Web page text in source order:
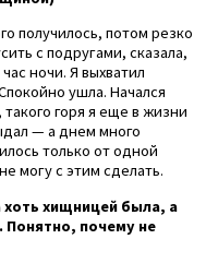
получилось, потом резко
с подругами, сказала,
ночи. Я выхватил
ушла. Начался
горя я еще в жизни
— а днем много
только от одной
могу с этим сделать.
хоть хищницей была, а
почему не